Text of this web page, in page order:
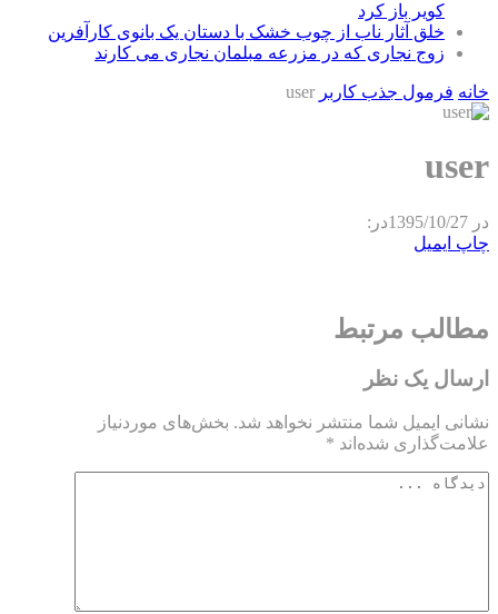
کویر باز کرد
خلق آثار ناب از چوب خشک با دستان یک بانوی کارآفرین
زوج نجاری که در مزرعه مبلمان نجاری می کارند
خانه فرمول جذب کاربر user
user
در 1395/10/27در:
چاپ ایمیل
مطالب مرتبط
ارسال یک نظر
نشانی ایمیل شما منتشر نخواهد شد. بخش‌های موردنیاز
علامت‌گذاری شده‌اند *